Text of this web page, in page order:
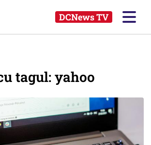
DCNews TV
tagul: yahoo